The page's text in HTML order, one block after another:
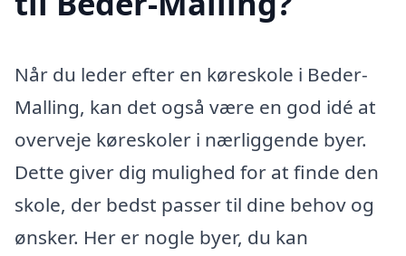
Når du leder efter en køreskole i Beder-
Malling, kan det også være en god idé at
overveje køreskoler i nærliggende byer.
Dette giver dig mulighed for at finde den
skole, der bedst passer til dine behov og
ønsker. Her er nogle byer, du kan